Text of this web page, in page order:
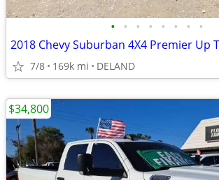
• • • • • • • •
7/8 169k mi DELAND
$34,800